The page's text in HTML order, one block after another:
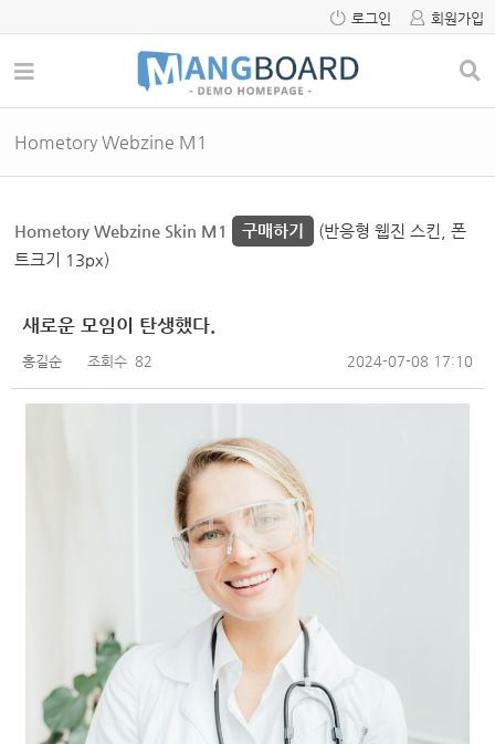
로그인 회원가입
Hometory Webzine M1
Hometory Webzine Skin M1 구매하기
(반응형 웹진 스킨, 폰
트크기 13px)
새로운 모임이 탄생했다.
홍길순 조회수 82 2024-07-08 17:10